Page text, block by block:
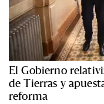
El Gobierno
de Tierras y
reforma